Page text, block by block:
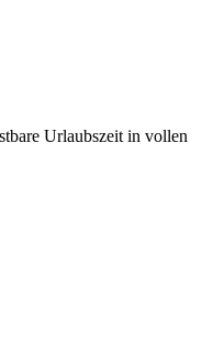
Urlaubszeit in vollen